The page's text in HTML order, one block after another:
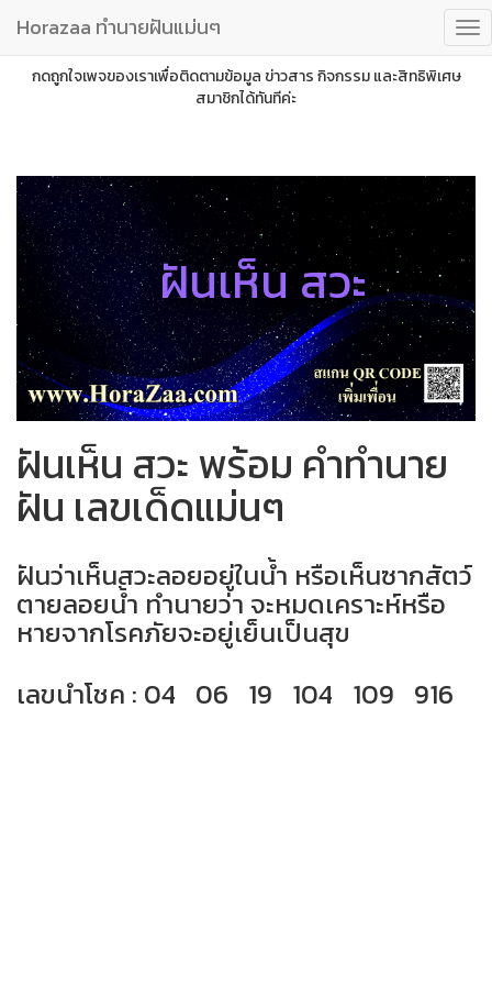
Horazaa ทำนายฝันแม่นๆ
กดถูกใจเพจของเราเพื่อติดตามข้อมูล ข่าวสาร กิจกรรม และสิทธิพิเศษ
สมาชิกได้ทันทีค่ะ
ฝันเห็น สวะ
ฝันเห็น สวะ พร้อม คำทำนาย
ฝัน เลขเด็ดแม่นๆ
ฝันว่าเห็นสวะลอยอยู่ในน้ำ หรือเห็นซากสัตว์
ตายลอยน้ำ ทำนายว่า จะหมดเคราะห์หรือ
หายจากโรคภัยจะอยู่เย็นเป็นสุข
เลขนำโชค : 04 06 19 104 109 916